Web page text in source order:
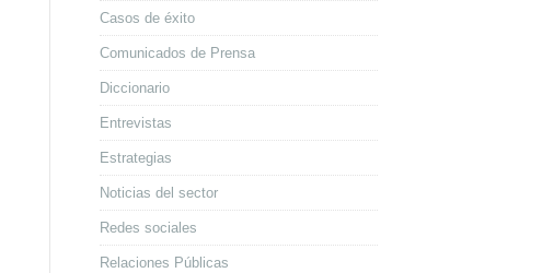
Casos de éxito
Comunicados de Prensa
Diccionario
Entrevistas
Estrategias
Noticias del sector
Redes sociales
Relaciones Públicas